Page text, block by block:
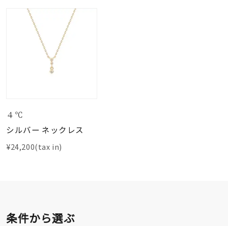
４℃
シルバー ネックレス
¥24,200(tax in)
条件から選ぶ